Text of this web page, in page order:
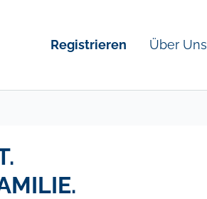
Registrieren Über Uns